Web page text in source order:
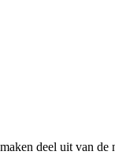
deel uit van